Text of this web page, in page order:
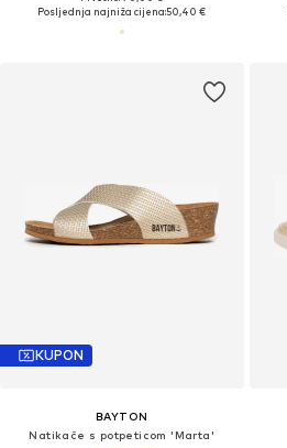
Posljednja najniža cijena:50,40 €
KUPON
BAYTON
Natikače s potpeticom 'Marta'